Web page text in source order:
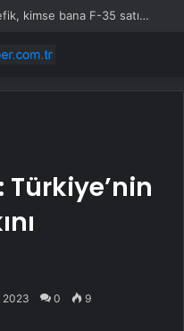
Trump: Türkiye harika bir müttefik, kimse bana F-35 satışı için ne yapmam gerektiğini söyleyemez
2023 0 9